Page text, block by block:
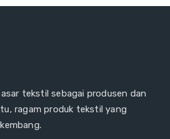
tekstil sebagai produsen dan
ragam produk tekstil yang